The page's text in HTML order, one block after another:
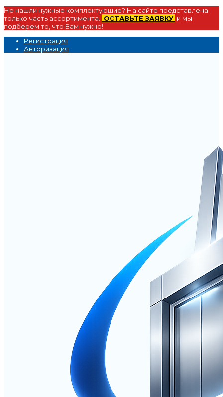
Не нашли нужные комплектующие? На сайте представлена
только часть ассортимента.
ОСТАВЬТЕ ЗАЯВКУ и мы
подберем то, что Вам нужно!
Регистрация
Авторизация